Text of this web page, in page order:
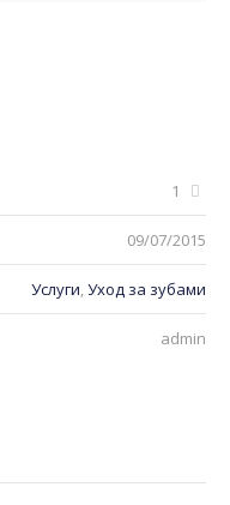
1
09/07/2015
Услуги Уход за зубами
admin